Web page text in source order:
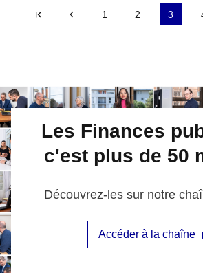
Première page
Précédent
1 2 3
Les Finances
c'est plus de 50
Découvrez-les sur notre
Accéder à la chaîne